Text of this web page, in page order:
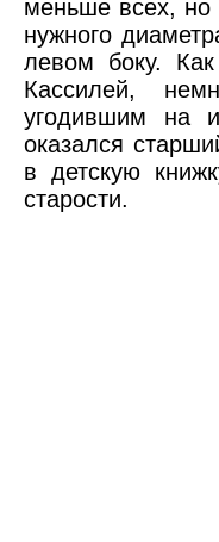
меньше всех, но
нужного
левом боку.
Кассилей,
угодившим на
оказался
в детскую
старости.